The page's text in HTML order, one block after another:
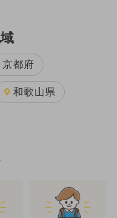
京都府
和歌山県